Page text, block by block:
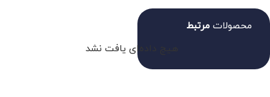
محصولات مرتبط
هیچ داده‌ای یافت نشد